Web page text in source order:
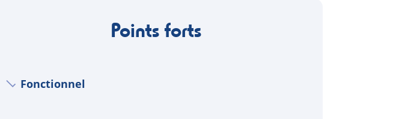
Points forts
Fonctionnel